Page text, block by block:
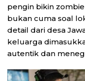
pengin bikin
bukan cuma soal
detail dari desa
keluarga
autentik dan